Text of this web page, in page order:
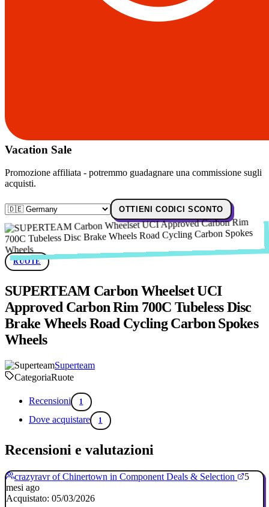
Vacation Sale
Promozione affiliata - potremmo guadagnare una commissione sugli
acquisti.
OTTIENI CODICI SCONTO
RUOTE
SUPERTEAM Carbon Wheelset UCI
Approved Carbon Rim 700C Tubeless Disc
Brake Wheels Road Cycling Carbon Spokes
Wheels
Superteam
CategoriaRuote
Recensioni 1
Dove acquistare 1
Recensioni e valutazioni
crazyravr of Chinertown in Component Deals & Selection
5
mesi ago
Acquistato: 05/03/2026